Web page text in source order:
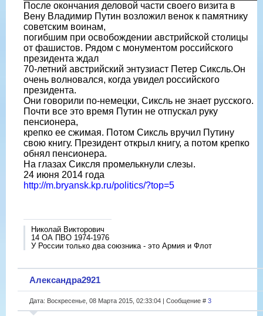
После окончания деловой части своего визита в
Вену Владимир Путин возложил венок к памятнику
советским воинам,
погибшим при освобождении австрийской столицы
от фашистов. Рядом с монументом российского
президента ждал
70-летний австрийский энтузиаст Петер Сиксль.Он
очень волновался, когда увидел российского
президента.
Они говорили по-немецки, Сиксль не знает русского.
Почти все это время Путин не отпускал руку
пенсионера,
крепко ее сжимая. Потом Сиксль вручил Путину
свою книгу. Президент открыл книгу, а потом крепко
обнял пенсионера.
На глазах Сиксля промелькнули слезы.
24 июня 2014 года
http://m.bryansk.kp.ru/politics/?top=5
Николай Викторович
14 ОА ПВО 1974-1976
У России только два союзника - это Армия и Флот
Александра2921
Дата: Воскресенье, 08 Марта 2015, 02:33:04 | Сообщение # 3